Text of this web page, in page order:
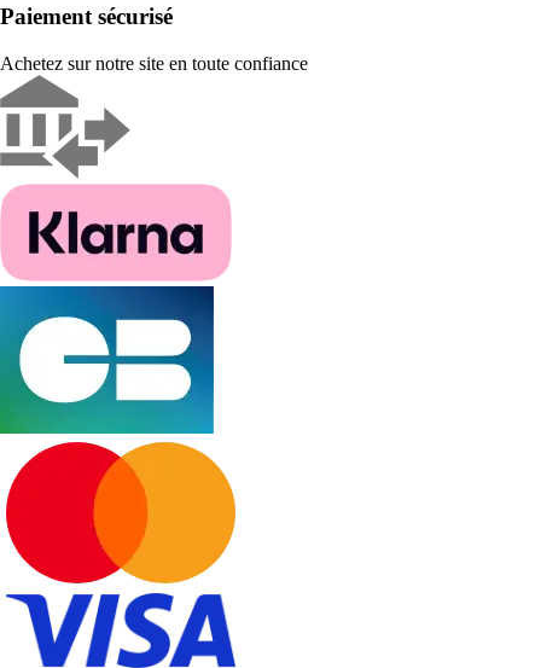
Paiement sécurisé
Achetez sur notre site en toute confiance